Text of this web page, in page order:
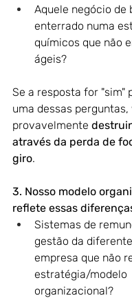
Aquele negócio de
enterrado numa
químicos que não
ágeis?
Se a resposta for "sim"
uma dessas
provavelmente
através da perda de
giro.
3. Nosso modelo
reflete essas
Sistemas de
gestão da
empresa que não
estratégia/modelo
organizacional?